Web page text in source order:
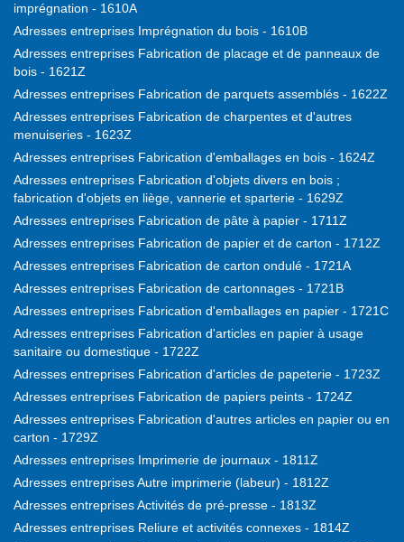
imprégnation - 1610A
Adresses entreprises Imprégnation du bois - 1610B
Adresses entreprises Fabrication de placage et de panneaux de
bois - 1621Z
Adresses entreprises Fabrication de parquets assemblés - 1622Z
Adresses entreprises Fabrication de charpentes et d'autres
menuiseries - 1623Z
Adresses entreprises Fabrication d'emballages en bois - 1624Z
Adresses entreprises Fabrication d'objets divers en bois ;
fabrication d'objets en liège, vannerie et sparterie - 1629Z
Adresses entreprises Fabrication de pâte à papier - 1711Z
Adresses entreprises Fabrication de papier et de carton - 1712Z
Adresses entreprises Fabrication de carton ondulé - 1721A
Adresses entreprises Fabrication de cartonnages - 1721B
Adresses entreprises Fabrication d'emballages en papier - 1721C
Adresses entreprises Fabrication d'articles en papier à usage
sanitaire ou domestique - 1722Z
Adresses entreprises Fabrication d'articles de papeterie - 1723Z
Adresses entreprises Fabrication de papiers peints - 1724Z
Adresses entreprises Fabrication d'autres articles en papier ou en
carton - 1729Z
Adresses entreprises Imprimerie de journaux - 1811Z
Adresses entreprises Autre imprimerie (labeur) - 1812Z
Adresses entreprises Activités de pré-presse - 1813Z
Adresses entreprises Reliure et activités connexes - 1814Z